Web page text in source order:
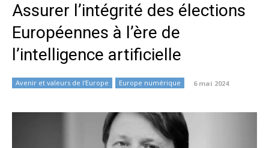
Assurer l’intégrité des élections
Européennes à l’ère de
l’intelligence artificielle
Avenir et valeurs de l'Europe Europe numérique 6 mai 2024